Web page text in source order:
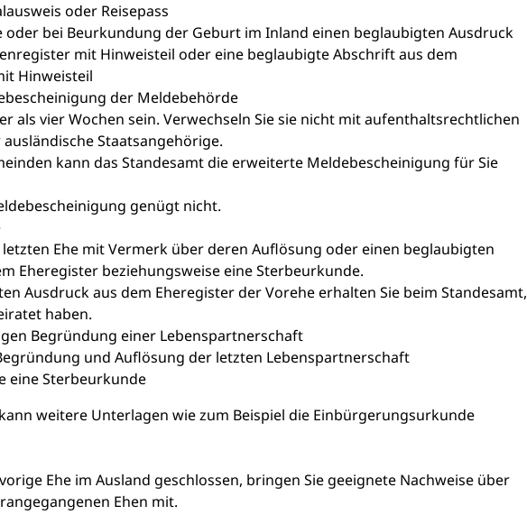
oder Reisepass
bei Beurkundung der Geburt im Inland einen beglaubigten Ausdruck
mit Hinweisteil oder eine beglaubigte Abschrift aus dem
Hinweisteil
der Meldebehörde
als vier Wochen sein. Verwechseln Sie sie nicht mit aufenthaltsrechtlichen
Staatsangehörige.
kann das Standesamt die erweiterte Meldebescheinigung für Sie
genügt nicht.
Ehe mit Vermerk über deren Auflösung oder einen beglaubigten
Eheregister beziehungsweise eine Sterbeurkunde.
Ausdruck aus dem Eheregister der Vorehe erhalten Sie beim Standesamt,
haben.
Begründung einer Lebenspartnerschaft
und Auflösung der letzten Lebenspartnerschaft
eine Sterbeurkunde
weitere Unterlagen wie zum Beispiel die Einbürgerungsurkunde
Ehe im Ausland geschlossen, bringen Sie geeignete Nachweise über
Ehen mit.